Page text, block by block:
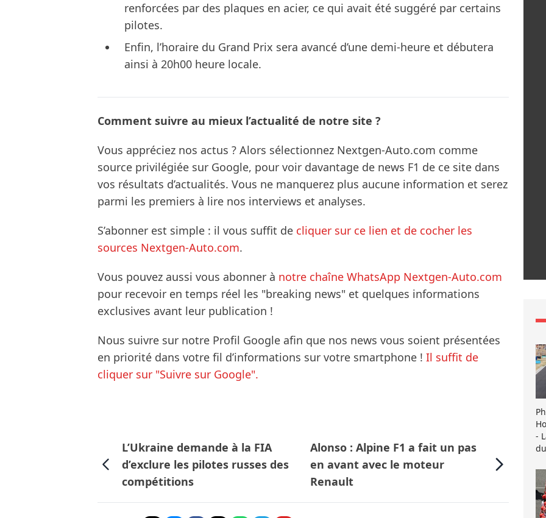
renforcées par des plaques en acier, ce qui avait été suggéré par certains
pilotes.
Enfin, l’horaire du Grand Prix sera avancé d’une demi-heure et débutera
ainsi à 20h00 heure locale.
Comment suivre au mieux l’actualité de notre site ?
Vous appréciez nos actus ? Alors sélectionnez Nextgen-Auto.com comme
source privilégiée sur Google, pour voir davantage de news F1 de ce site dans
vos résultats d’actualités. Vous ne manquerez plus aucune information et serez
parmi les premiers à lire nos interviews et analyses.
S’abonner est simple : il vous suffit de cliquer sur ce lien et de cocher les
sources Nextgen-Auto.com.
Vous pouvez aussi vous abonner à notre chaîne WhatsApp Nextgen-Auto.com
pour recevoir en temps réel les "breaking news" et quelques informations
exclusives avant leur publication !
Nous suivre sur notre Profil Google afin que nos news vous soient présentées
en priorité dans votre fil d’informations sur votre smartphone ! Il suffit de
cliquer sur "Suivre sur Google".
L’Ukraine demande à la FIA
d’exclure les pilotes russes des
compétitions
Alonso : Alpine F1 a fait un pas
en avant avec le moteur
Renault
-